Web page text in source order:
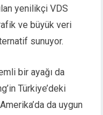
yenilikçi VDS
ve büyük veri
sunuyor.
bir ayağı da
Türkiye’deki
da uygun